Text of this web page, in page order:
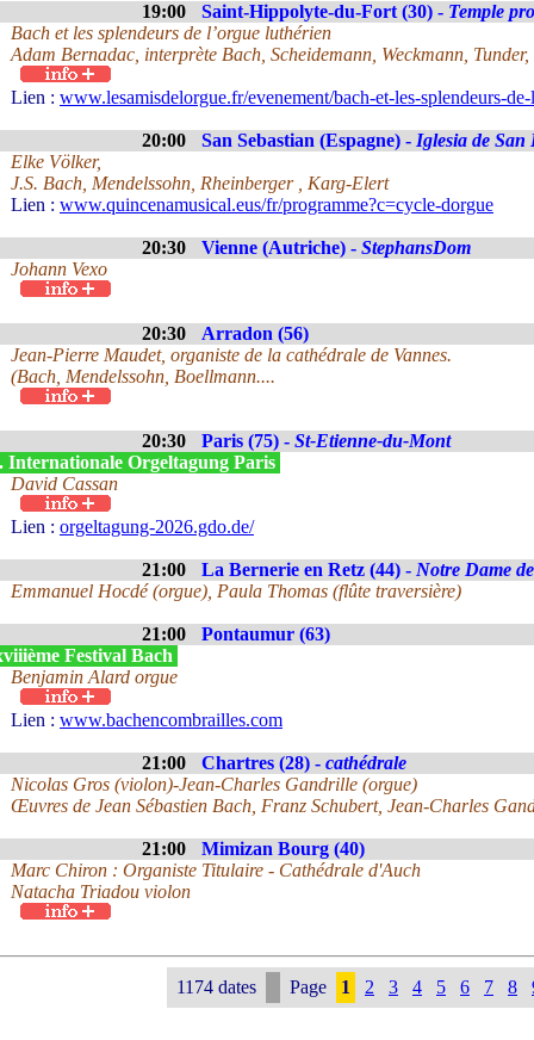
19:00 Saint-Hippolyte-du-Fort (30) - Temple
Bach et les splendeurs de l’orgue luthérien
Adam Bernadac, interprète Bach, Scheidemann, Weckmann,
Lien : www.lesamisdelorgue.fr/evenement/bach-et-les-splendeurs-
20:00 San Sebastian (Espagne) - Iglesia de San
Elke Völker,
J.S. Bach, Mendelssohn, Rheinberger , Karg-Elert
Lien : www.quincenamusical.eus/fr/programme?c=cycle-dorgue
20:30 Vienne (Autriche) - StephansDom
Johann Vexo
20:30 Arradon (56)
Jean-Pierre Maudet, organiste de la cathédrale de Vannes.
(Bach, Mendelssohn, Boellmann....
20:30 Paris (75) - St-Etienne-du-Mont
Internationale Orgeltagung Paris
David Cassan
Lien : orgeltagung-2026.gdo.de/
21:00 La Bernerie en Retz (44) - Notre Dame
Emmanuel Hocdé (orgue), Paula Thomas (flûte traversière)
21:00 Pontaumur (63)
Festival Bach
Benjamin Alard orgue
Lien : www.bachencombrailles.com
21:00 Chartres (28) - cathédrale
Nicolas Gros (violon)-Jean-Charles Gandrille (orgue)
Œuvres de Jean Sébastien Bach, Franz Schubert, Jean-Charles
21:00 Mimizan Bourg (40)
Marc Chiron : Organiste Titulaire - Cathédrale d'Auch
Natacha Triadou violon
1174 dates Page 1 2 3 4 5 6 7 8